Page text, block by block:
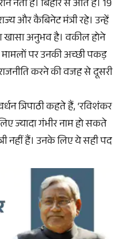
नेता हैं। बिहार से आते हैं। 19
और कैबिनेट मंत्री रहे। उन्हें
खासा अनुभव है। वकील होने
पर उनकी अच्छी पकड़
करने की वजह से दूसरी
त्रिपाठी कहते हैं, ‘रविशंकर
ज्यादा गंभीर नाम हो सकते
नहीं हैं। उनके लिए ये सही पद